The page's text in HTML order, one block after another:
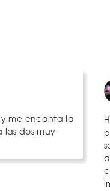
me encanta la
las dos muy